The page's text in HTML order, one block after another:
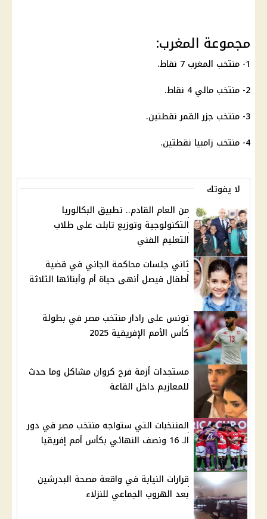
مجموعة المغرب:
1- منتخب المغرب
2- منتخب مالي 4 نقاط.
3- منتخب جزر القمر نقطتين.
4- منتخب زامبيا نقطتين.
لا يفوتك
من العام القادم.. تطبيق البكالوريا
التكنولوجية وتوزيع تابلت على طلاب
التعليم الفني
ثاني جلسات محاكمة الجاني في قضية
أطفال فيصل أنهى حياة أم وأبنائها الثلاثة
تونس على رادار منتخب مصر في بطولة
كأس الأمم الإفريقية 2025
مستجدات أزمة فرح كروان مشاكل وما حدث
للمعازيم داخل القاعة
المنتخبات التي ستواجه منتخب مصر في دور
الـ 16 ونصف النهائي بكأس أمم إفريقيا
قرارات النيابة في واقعة مصحة البدرشين
بعد الهروب الجماعي للنزلاء